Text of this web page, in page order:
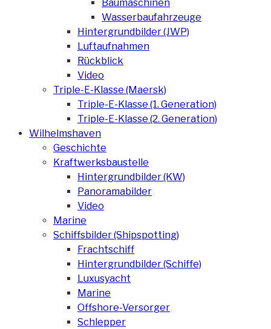
Baumaschinen
Wasserbaufahrzeuge
Hintergrundbilder (JWP)
Luftaufnahmen
Rückblick
Video
Triple-E-Klasse (Maersk)
Triple-E-Klasse (1. Generation)
Triple-E-Klasse (2. Generation)
Wilhelmshaven
Geschichte
Kraftwerksbaustelle
Hintergrundbilder (KW)
Panoramabilder
Video
Marine
Schiffsbilder (Shipspotting)
Frachtschiff
Hintergrundbilder (Schiffe)
Luxusyacht
Marine
Offshore-Versorger
Schlepper